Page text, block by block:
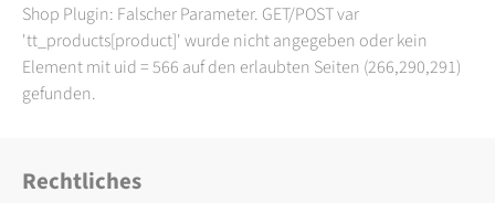
Shop Plugin: Falscher Parameter. GET/POST var
'tt_products[product]' wurde nicht angegeben oder kein
Element mit uid = 566 auf den erlaubten Seiten (266,290,291)
gefunden.
Rechtliches